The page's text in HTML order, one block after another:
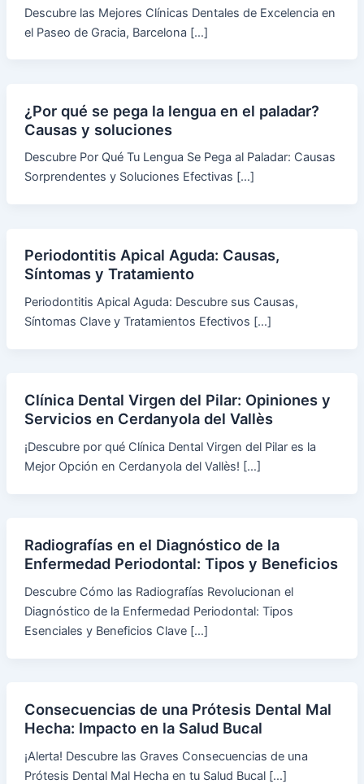
Descubre las Mejores Clínicas Dentales de Excelencia en
el Paseo de Gracia, Barcelona […]
¿Por qué se pega la lengua en el paladar?
Causas y soluciones
Descubre Por Qué Tu Lengua Se Pega al Paladar: Causas
Sorprendentes y Soluciones Efectivas […]
Periodontitis Apical Aguda: Causas,
Síntomas y Tratamiento
Periodontitis Apical Aguda: Descubre sus Causas,
Síntomas Clave y Tratamientos Efectivos […]
Clínica Dental Virgen del Pilar: Opiniones y
Servicios en Cerdanyola del Vallès
¡Descubre por qué Clínica Dental Virgen del Pilar es la
Mejor Opción en Cerdanyola del Vallès! […]
Radiografías en el Diagnóstico de la
Enfermedad Periodontal: Tipos y Beneficios
Descubre Cómo las Radiografías Revolucionan el
Diagnóstico de la Enfermedad Periodontal: Tipos
Esenciales y Beneficios Clave […]
Consecuencias de una Prótesis Dental Mal
Hecha: Impacto en la Salud Bucal
¡Alerta! Descubre las Graves Consecuencias de una
Prótesis Dental Mal Hecha en tu Salud Bucal […]